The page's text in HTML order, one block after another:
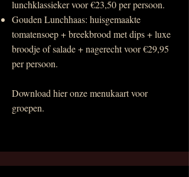
lunchklassieker voor €23,50 per persoon.
Gouden Lunchhaas: huisgemaakte
tomatensoep + breekbrood met dips + luxe
broodje of salade + nagerecht voor €29,95
per persoon.
Download hier onze menukaart voor
groepen.